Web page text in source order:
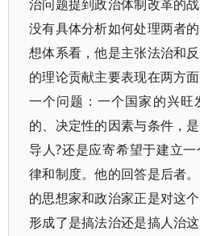
治问题提到政治体制改革的
没有具体分析如何处理两者
想体系看，他是主张法治和
的理论贡献主要表现在两方
一个问题：一个国家的兴旺
的、决定性的因素与条件，
导人?还是应寄希望于建立
律和制度。他的回答是后者
的思想家和政治家正是对这
形成了是搞法治还是搞人治